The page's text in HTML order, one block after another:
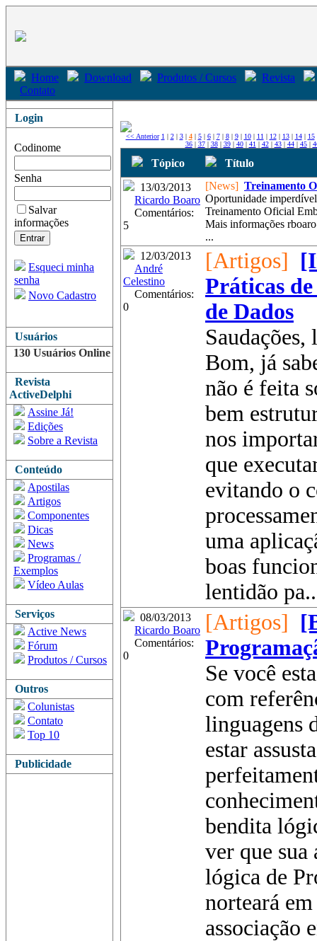
Home Download Produtos / Cursos
Revista
Contato
Login
Codinome
Senha
Salvar
informações
Esqueci minha
senha
Novo Cadastro
Usuários
130 Usuários Online
Revista
ActiveDelphi
Assine Já!
Edições
Sobre a Revista
Conteúdo
Apostilas
Artigos
Componentes
Dicas
News
Programas /
Exemplos
Vídeo Aulas
Serviços
Active News
Fórum
Produtos / Cursos
Outros
Colunistas
Contato
Top 10
Publicidade
<< Anterior 1 | 2| 3| 4| 5| 6| 7| 8| 9| 10| 11 | 12| 13| 14| 15
36| 37| 38| 39| 40| 41 | 42| 43| 44| 45|
Tópico
Título
13/03/2013
Ricardo Boaro
Comentários:
5
[News] Treinamento
Oportunidade
Treinamento Oficial
Mais informações
...
12/03/2013
André
Celestino
Comentários:
0
[Artigos]
Práticas
de Dados
Bom, já
não é feita
bem
nos
que
evitando o
uma
boas
lentidão
08/03/2013
Ricardo Boaro
Comentários:
0
[Artigos]
Se você
com
linguagens
estar
bendita
ver que sua
lógica de
norteará
associação